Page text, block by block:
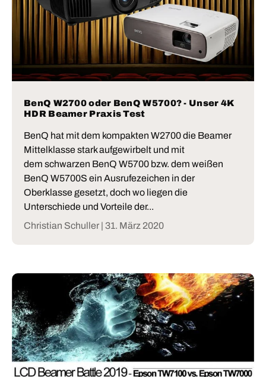
BenQ W2700 oder BenQ W5700? - Unser 4K
HDR Beamer Praxis Test
BenQ hat mit dem kompakten W2700 die Beamer
Mittelklasse stark aufgewirbelt und mit
dem schwarzen BenQ W5700 bzw. dem weißen
BenQ W5700S ein Ausrufezeichen in der
Oberklasse gesetzt, doch wo liegen die
Unterschiede und Vorteile der...
Christian Schuller | 31. März 2020